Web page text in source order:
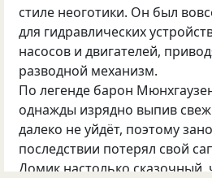
стиле неоготики. Он был
для гидравлических
насосов и двигателей,
разводной механизм.
По легенде барон
однажды изрядно выпив
далеко не уйдёт, поэтому
последствии потерял свой
Домик настолько сказочный,